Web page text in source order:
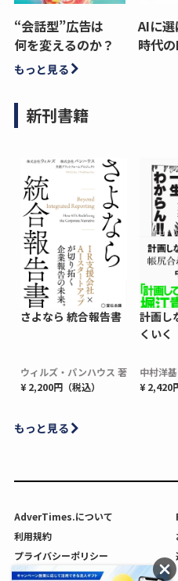
“会話型”広告は
何を変えるのか？
AIに
時代
もっと見る
新刊書籍
さよなら 統合報告書
ウィルズ・パンハウス 著
¥ 2,200円（税込）
計画し
くいく
中村洋
¥ 2,420
もっと見る
AdverTimes.について
利用規約
プライバシーポリシー
利用者情報の外部送信について